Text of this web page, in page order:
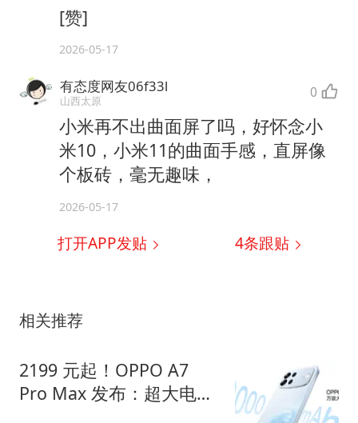
[赞]
2026-05-17
有态度网友06f33l
山西太原 0
小米再不出曲面屏了吗，好怀念小
米10，小米11的曲面手感，直屏像
个板砖，毫无趣味，
2026-05-17
打开APP发贴 4条跟贴
相关推荐
2199 元起！OPPO A7
Pro Max 发布：超大电